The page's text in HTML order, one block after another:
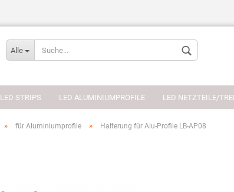
Sprache
Alle
LED STRIPS LED ALUMINIUMPROFILE LED NETZTEILE/
» für Aluminiumprofile » Halterung für Alu-Profile LB-AP08